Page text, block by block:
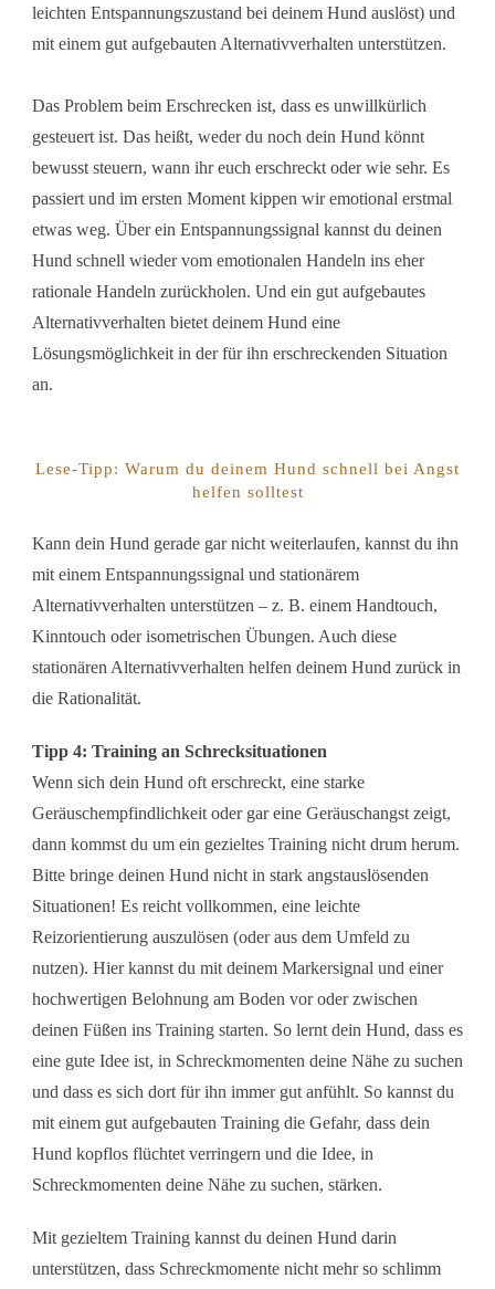
leichten Entspannungszustand bei deinem Hund auslöst) und
mit einem gut aufgebauten Alternativverhalten unterstützen.
Das Problem beim Erschrecken ist, dass es unwillkürlich
gesteuert ist. Das heißt, weder du noch dein Hund könnt
bewusst steuern, wann ihr euch erschreckt oder wie sehr. Es
passiert und im ersten Moment kippen wir emotional erstmal
etwas weg. Über ein Entspannungssignal kannst du deinen
Hund schnell wieder vom emotionalen Handeln ins eher
rationale Handeln zurückholen. Und ein gut aufgebautes
Alternativverhalten bietet deinem Hund eine
Lösungsmöglichkeit in der für ihn erschreckenden Situation
an.
Lese-Tipp: Warum du deinem Hund schnell bei Angst
helfen solltest
Kann dein Hund gerade gar nicht weiterlaufen, kannst du ihn
mit einem Entspannungssignal und stationärem
Alternativverhalten unterstützen – z. B. einem Handtouch,
Kinntouch oder isometrischen Übungen. Auch diese
stationären Alternativverhalten helfen deinem Hund zurück in
die Rationalität.
Tipp 4: Training an Schrecksituationen
Wenn sich dein Hund oft erschreckt, eine starke
Geräuschempfindlichkeit oder gar eine Geräuschangst zeigt,
dann kommst du um ein gezieltes Training nicht drum herum.
Bitte bringe deinen Hund nicht in stark angstauslösenden
Situationen! Es reicht vollkommen, eine leichte
Reizorientierung auszulösen (oder aus dem Umfeld zu
nutzen). Hier kannst du mit deinem Markersignal und einer
hochwertigen Belohnung am Boden vor oder zwischen
deinen Füßen ins Training starten. So lernt dein Hund, dass es
eine gute Idee ist, in Schreckmomenten deine Nähe zu suchen
und dass es sich dort für ihn immer gut anfühlt. So kannst du
mit einem gut aufgebauten Training die Gefahr, dass dein
Hund kopflos flüchtet verringern und die Idee, in
Schreckmomenten deine Nähe zu suchen, stärken.
Mit gezieltem Training kannst du deinen Hund darin
unterstützen, dass Schreckmomente nicht mehr so schlimm